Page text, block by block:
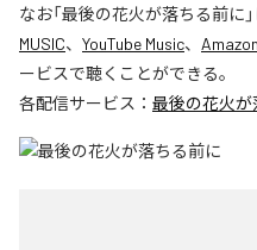
なお「最後の花火が落ちる前に
MUSIC、 YouTube Music、
ービスで聴くことができる。
各配信サービス： 最後の花火が